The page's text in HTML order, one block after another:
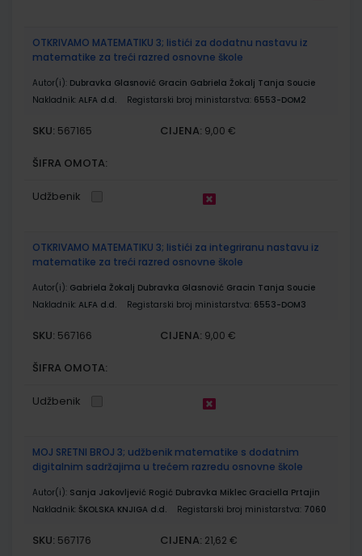
OTKRIVAMO MATEMATIKU 3; listići za dodatnu nastavu iz
matematike za treći razred osnovne škole
Autor(i): Dubravka Glasnović Gracin Gabriela Žokalj Tanja Soucie
Nakladnik: ALFA d.d. Registarski broj ministarstva: 6553-DOM2
SKU: 567165 CIJENA: 9,00 €
ŠIFRA OMOTA:
Udžbenik
OTKRIVAMO MATEMATIKU 3; listići za integriranu nastavu iz
matematike za treći razred osnovne škole
Autor(i): Gabriela Žokalj Dubravka Glasnović Gracin Tanja Soucie
Nakladnik: ALFA d.d. Registarski broj ministarstva: 6553-DOM3
SKU: 567166 CIJENA: 9,00 €
ŠIFRA OMOTA:
Udžbenik
MOJ SRETNI BROJ 3; udžbenik matematike s dodatnim
digitalnim sadržajima u trećem razredu osnovne škole
Autor(i): Sanja Jakovljević Rogić Dubravka Miklec Graciella Prtajin
Nakladnik: ŠKOLSKA KNJIGA d.d. Registarski broj ministarstva: 7060
SKU: 567176 CIJENA: 21,62 €